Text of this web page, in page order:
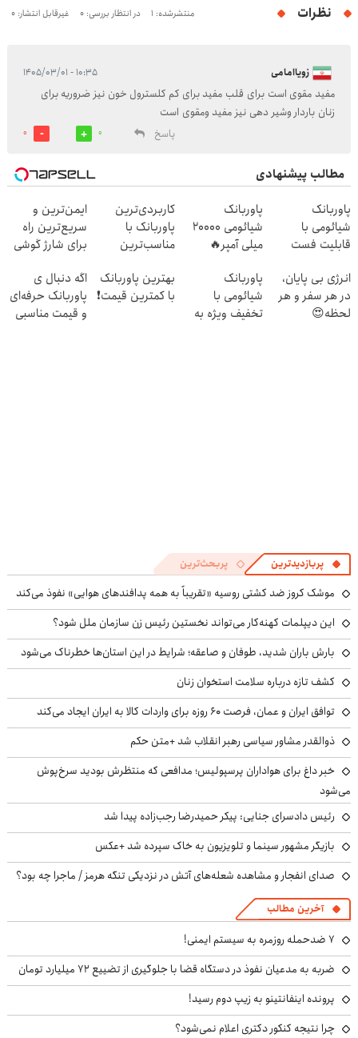
نظرات منتشرشده: 1 در انتظار بررسی: 0 غیرقابل انتشار: 0
زویاامامی ۱۰:۳۵ - ۱۴۰۵/۰۳/۰۱
مفید مقوی است برای قلب مفید برای کم کلسترول خون نیز ضروریه برای
زنان باردار وشیر دهی نیز مفید ومقوی است
پاسخ
0
0
مطالب پیشنهادی
پاوربانک
شیائومی با
قابلیت فست
بی برقی⚡
پاوربانک
شیائومی 2۰۰۰۰
میلی آمپر🔥
پرداخت درب
منزل)
کاربردی‌ترین
پاوربانک با
مناسب‌ترین
ایمن‌ترین و
سریع‌ترین راه
برای شارژ گوشی
انرژی بی پایان،
در هر سفر و هر
لحظه😍
پاوربانک
شیائومی با
تخفیف ویژه به
بهترین پاوربانک
با کمترین قیمت❗
اگه دنبال ی
پاوربانک حرفه‌ای
و قیمت مناسبی
پربازدیدترین پربحث‌ترین
موشک کروز ضد کشتی روسیه «تقریباً به همه پدافندهای هوایی» نفوذ می‌کند
این دیپلمات کهنه‌کار می‌تواند نخستین رئیس زن سازمان ملل شود؟
بارش باران شدید، طوفان و صاعقه؛ شرایط در این استان‌ها خطرناک می‌شود
کشف تازه درباره سلامت استخوان زنان
توافق ایران و عمان، فرصت ۶۰ روزه برای واردات کالا به ایران ایجاد می‌کند
ذوالقدر مشاور سیاسی رهبر انقلاب شد +متن حکم
خبر داغ برای هواداران پرسپولیس؛ مدافعی که منتظرش بودید سرخ‌پوش
می‌شود
رئیس دادسرای جنایی: پیکر حمیدرضا رجب‌زاده پیدا شد
بازیگر مشهور سینما و تلویزیون به خاک سپرده شد +عکس
صدای انفجار و مشاهده شعله‌های آتش در نزدیکی تنگه هرمز / ماجرا چه بود؟
آخرین مطالب
۷ ضدحمله روزمره به سیستم ایمنی!
ضربه به مدعیان نفوذ در دستگاه قضا با جلوگیری از تضییع ۷۲ میلیارد تومان
پرونده اینفانتینو به زیپ دوم رسید!
چرا نتیجه کنکور دکتری اعلام نمی‌شود؟